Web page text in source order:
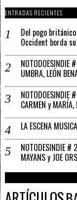
ENTRADAS RECIENTES
Del pogo
Occident borda
NOTODOESINDIE
UMBRA, LEÓN
NOTODOESINDIE
CARMEN y
LA ESCENA
NOTODESINDIE #
MAYANS y JOE